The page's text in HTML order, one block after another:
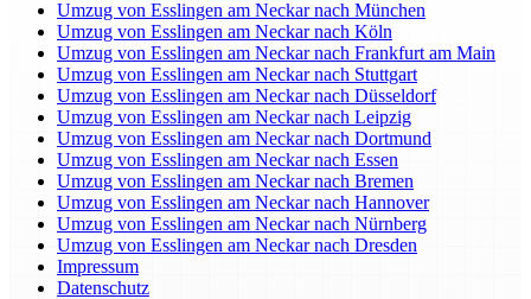
Umzug von Esslingen am Neckar nach München
Umzug von Esslingen am Neckar nach Köln
Umzug von Esslingen am Neckar nach Frankfurt am Main
Umzug von Esslingen am Neckar nach Stuttgart
Umzug von Esslingen am Neckar nach Düsseldorf
Umzug von Esslingen am Neckar nach Leipzig
Umzug von Esslingen am Neckar nach Dortmund
Umzug von Esslingen am Neckar nach Essen
Umzug von Esslingen am Neckar nach Bremen
Umzug von Esslingen am Neckar nach Hannover
Umzug von Esslingen am Neckar nach Nürnberg
Umzug von Esslingen am Neckar nach Dresden
Impressum
Datenschutz